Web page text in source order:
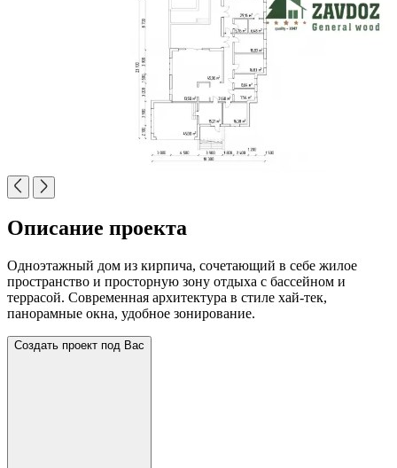
Описание проекта
Одноэтажный дом из кирпича, сочетающий в себе жилое
пространство и просторную зону отдыха с бассейном и
террасой. Современная архитектура в стиле хай-тек,
панорамные окна, удобное зонирование.
Создать проект под Вас